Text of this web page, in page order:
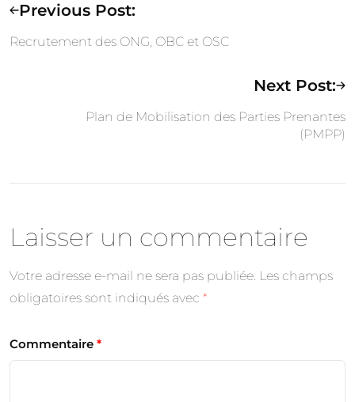
Previous Post:
Recrutement des ONG, OBC et OSC
Next Post:
Plan de Mobilisation des Parties Prenantes
(PMPP)
Laisser un commentaire
Votre adresse e-mail ne sera pas publiée. Les champs
obligatoires sont indiqués avec *
Commentaire *